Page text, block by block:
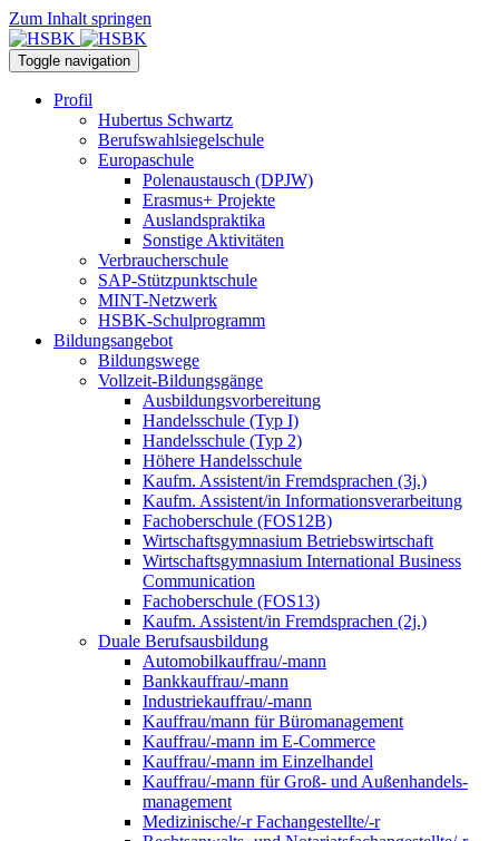
Zum Inhalt springen
Toggle navigation
Profil
Hubertus Schwartz
Berufswahlsiegelschule
Europaschule
Polenaustausch (DPJW)
Erasmus+ Projekte
Auslandspraktika
Sonstige Aktivitäten
Verbraucherschule
SAP-Stützpunktschule
MINT-Netzwerk
HSBK-Schulprogramm
Bildungsangebot
Bildungswege
Vollzeit-Bildungsgänge
Ausbildungsvorbereitung
Handelsschule (Typ I)
Handelsschule (Typ 2)
Höhere Handelsschule
Kaufm. Assistent/in­ Fremdsprachen (3j.)
Kaufm. Assistent/in Informationsverarbeitung
Fachoberschule (FOS12B)
Wirtschaftsgymnasium Betriebswirtschaft
Wirtschaftsgymnasium International Business
Communication
Fachoberschule (FOS13)
Kaufm. Assistent/in Fremdsprachen (2j.)
Duale Berufsausbildung
Automobilkauffrau/-mann
Bankkauffrau/-mann
Industriekauffrau/-mann
Kauffrau/mann für Büromanagement
Kauffrau/-mann im E-Commerce
Kauffrau/-mann im Einzelhandel
Kauffrau/-mann für Groß- und Außen­handels­
manage­ment
Medizinische/-r Fachangestellte/-r